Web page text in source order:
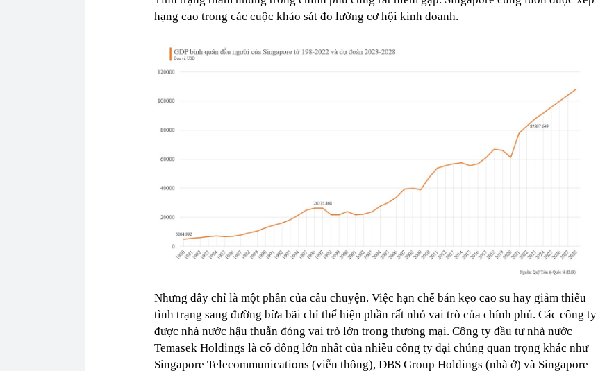
hạng cao trong các cuộc khảo sát đo lường cơ hội kinh doanh.
Nhưng đây chỉ là một phần của câu chuyện. Việc hạn chế bán kẹo cao su hay giảm thiểu
tình trạng sang đường bừa bãi chỉ thể hiện phần rất nhỏ vai trò của chính phủ. Các công ty
được nhà nước hậu thuẫn đóng vai trò lớn trong thương mại. Công ty đầu tư nhà nước
Temasek Holdings là cổ đông lớn nhất của nhiều công ty đại chúng quan trọng khác như
Singapore Telecommunications (viễn thông), DBS Group Holdings (nhà ở) và Singapore